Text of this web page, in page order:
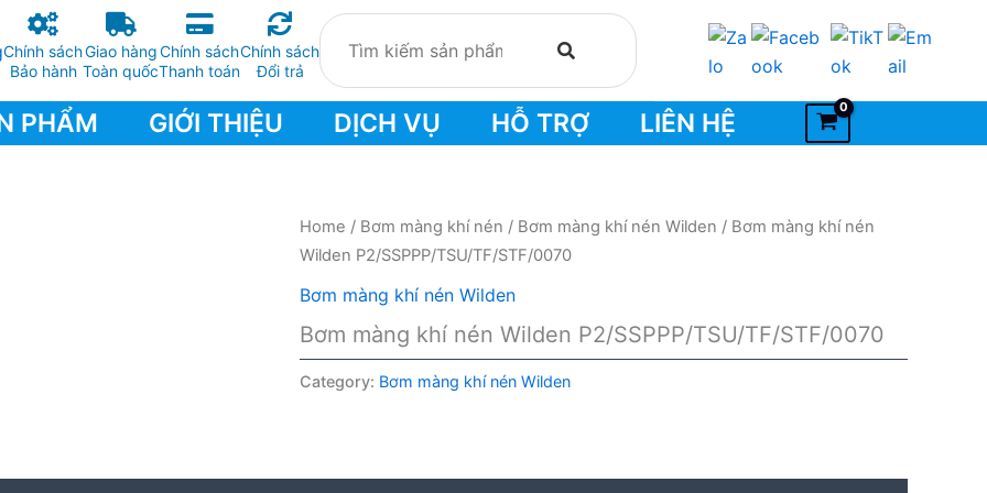
Chính sách
Bảo hành
Giao hàng
Toàn quốc
Chính sách
Thanh toán
Chính sách
Đổi trả
PHẨM GIỚI THIỆU DỊCH VỤ HỖ TRỢ LIÊN HỆ
Home / Bơm màng khí nén / Bơm màng khí nén Wilden / Bơm màng khí nén
Wilden P2/SSPPP/TSU/TF/STF/0070
Bơm màng khí nén Wilden
Bơm màng khí nén Wilden P2/SSPPP/TSU/TF/STF/0070
Category: Bơm màng khí nén Wilden